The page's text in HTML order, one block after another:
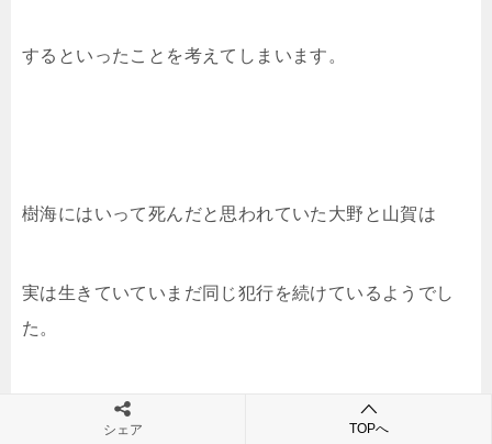
するといったことを考えてしまいます。
樹海にはいって死んだと思われていた大野と山賀は
実は生きていていまだ同じ犯行を続けているようでし
た。
シェア TOPへ